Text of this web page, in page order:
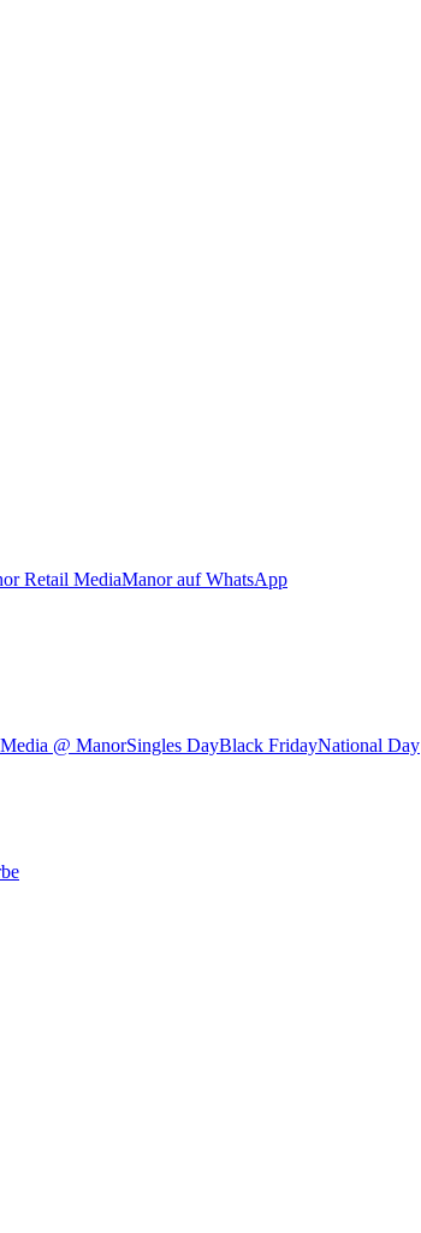
Retail MediaManor auf WhatsApp
@ ManorSingles DayBlack FridayNational Day